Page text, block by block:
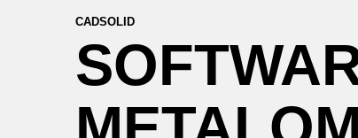
CADSOLID